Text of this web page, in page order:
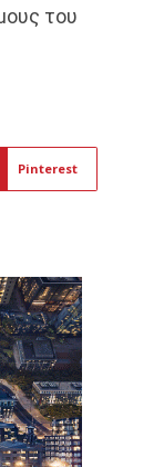
του
Pinterest